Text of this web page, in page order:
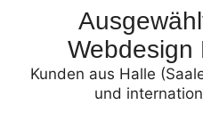
Webdesign
Kunden aus Halle
und